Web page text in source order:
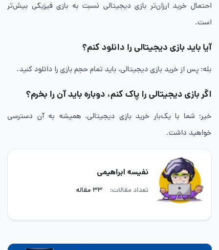
احتمال خرید ارزان‌تر بازی دیجیتالی نسبت به بازی فیزیکی بیش‌تر
است.
آیا باید بازی دیجیتالی را دانلود کنم؟
بله؛ پس از خرید بازی دیجیتالی، باید تمام حجم بازی را دانلود کنید.
اگر بازی دیجیتالی را پاک کنم، دوباره باید آن را بخرم؟
خیر؛ شما با یک‌بار خرید بازی دیجیتالی، همیشه به آن دسترسی
خواهید داشت.
نفیسه ابراهیمی
تعداد مقالات: ۳۳ مقاله